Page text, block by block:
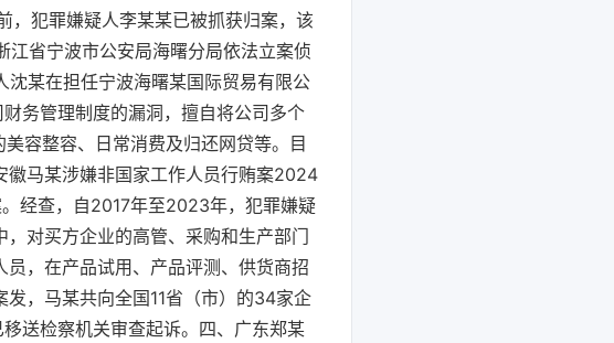
，犯罪嫌疑人李某某已被抓获归案，该
省宁波市公安局海曙分局依法立案侦
某在担任宁波海曙某国际贸易有限公
务管理制度的漏洞，擅自将公司多个
容整容、日常消费及归还网贷等。目
徽马某涉嫌非国家工作人员行贿案2024
经查，自2017年至2023年，犯罪嫌疑
对买方企业的高管、采购和生产部门
，在产品试用、产品评测、供货商招
，马某共向全国11省（市）的34家企
送检察机关审查起诉。四、广东郑某